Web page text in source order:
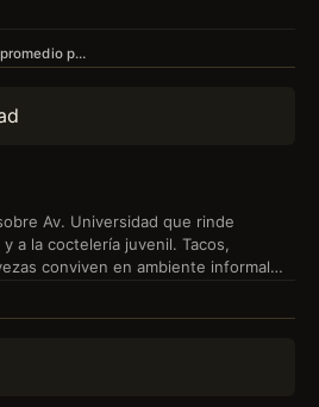
p…
Av. Universidad que rinde
a la coctelería juvenil. Tacos,
conviven en ambiente informal